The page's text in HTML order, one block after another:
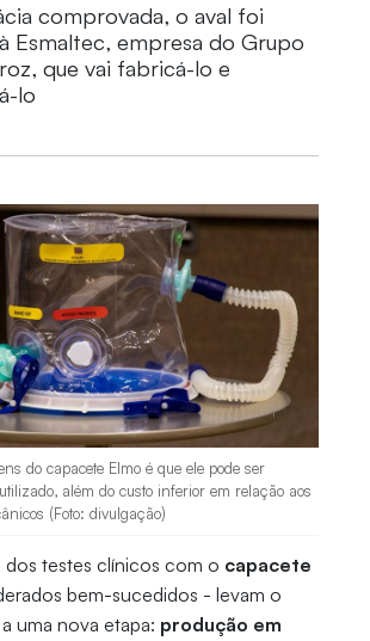
comprovada, o aval foi
Esmaltec, empresa do Grupo
que vai fabricá-lo e
lo
do capacete Elmo é que ele pode ser
além do custo inferior em relação aos
(Foto: divulgação)
dos testes clínicos com o capacete
bem-sucedidos - levam o
uma nova etapa: produção em